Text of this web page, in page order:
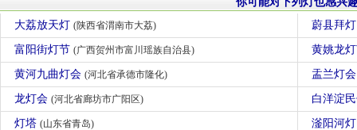
大荔放天灯 (陕西省渭南市大荔) 蔚县拜
富阳街灯节 (广西贺州市富川瑶族自治县) 黄姚龙
黄河九曲灯会 (河北省承德市隆化) 盂兰灯
龙灯会 (河北省廊坊市广阳区) 白洋淀
灯塔 (山东省青岛) 滏阳河